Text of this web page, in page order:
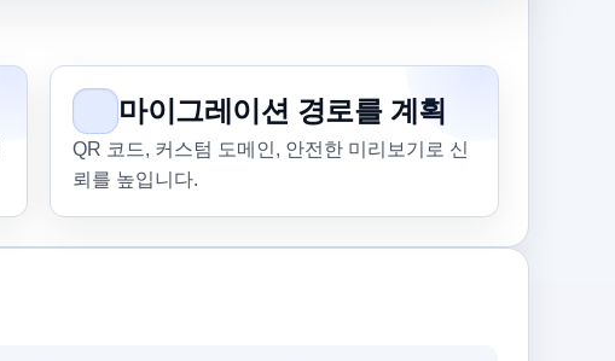
마이그레이션 경로를 계획
QR 코드, 커스텀 도메인, 안전한 미리보기로 신
뢰를 높입니다.